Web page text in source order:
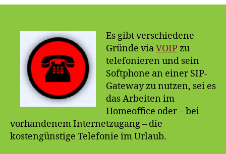
nutzen
Es gibt verschiedene
Gründe viaVOIPzu
telefonieren und sein
Softphone an einer SIP-
Gateway zu nutzen, sei es
das Arbeiten im
Homeoffice oder – bei
vorhandenem Internetzugang – die
kostengünstige Telefonie im Urlaub.